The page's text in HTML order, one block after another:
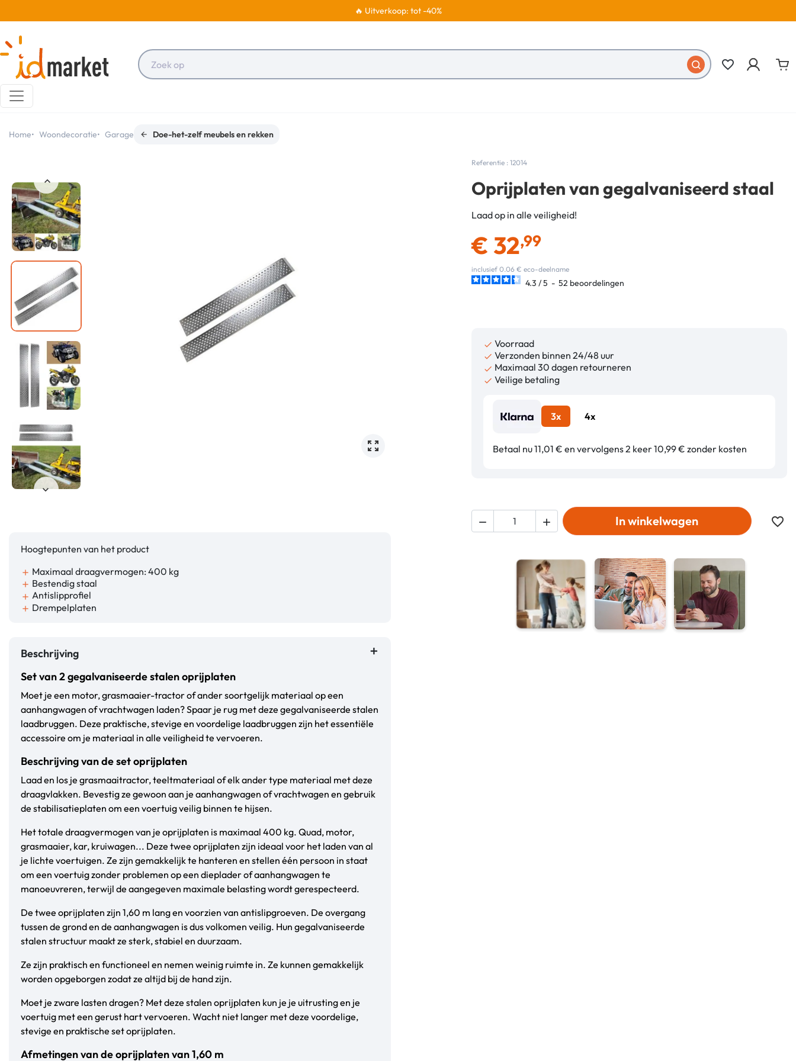
🔥 Uitverkoop: tot -40%
favorite_border
Home Woondecoratie Garage Doe-het-zelf meubels en rekken
Hoogtepunten van het product
add Maximaal draagvermogen: 400 kg
add Bestendig staal
add Antislipprofiel
add Drempelplaten
Beschrijving
Set van 2 gegalvaniseerde stalen oprijplaten
Moet je een motor, grasmaaier-tractor of ander soortgelijk materiaal op een
aanhangwagen of vrachtwagen laden? Spaar je rug met deze gegalvaniseerde stalen
laadbruggen. Deze praktische, stevige en voordelige laadbruggen zijn het essentiële
accessoire om je materiaal in alle veiligheid te vervoeren.
Beschrijving van de set oprijplaten
Laad en los je grasmaaitractor, teeltmateriaal of elk ander type materiaal met deze
draagvlakken. Bevestig ze gewoon aan je aanhangwagen of vrachtwagen en gebruik
de stabilisatieplaten om een voertuig veilig binnen te hijsen.
Het totale draagvermogen van je oprijplaten is maximaal 400 kg. Quad, motor,
grasmaaier, kar, kruiwagen... Deze twee oprijplaten zijn ideaal voor het laden van al
je lichte voertuigen. Ze zijn gemakkelijk te hanteren en stellen één persoon in staat
om een voertuig zonder problemen op een dieplader of aanhangwagen te
manoeuvreren, terwijl de aangegeven maximale belasting wordt gerespecteerd.
De twee oprijplaten zijn 1,60 m lang en voorzien van antislipgroeven. De overgang
tussen de grond en de aanhangwagen is dus volkomen veilig. Hun gegalvaniseerde
stalen structuur maakt ze sterk, stabiel en duurzaam.
Ze zijn praktisch en functioneel en nemen weinig ruimte in. Ze kunnen gemakkelijk
worden opgeborgen zodat ze altijd bij de hand zijn.
Moet je zware lasten dragen? Met deze stalen oprijplaten kun je je uitrusting en je
voertuig met een gerust hart vervoeren. Wacht niet langer met deze voordelige,
stevige en praktische set oprijplaten.
Afmetingen van de oprijplaten van 1,60 m
Referentie : 12014
Oprijplaten van gegalvaniseerd staal
Laad op in alle veiligheid!
€ 32,99
inclusief 0.06 € eco-deelname
4.3 /5 - 52 beoordelingen
 Voorraad
 Verzonden binnen 24/48 uur
 Maximaal 30 dagen retourneren
 Veilige betaling
3x 4x
Betaal nu 11,01 € en vervolgens 2 keer 10,99 € zonder kosten
  In winkelwagen favorite_border